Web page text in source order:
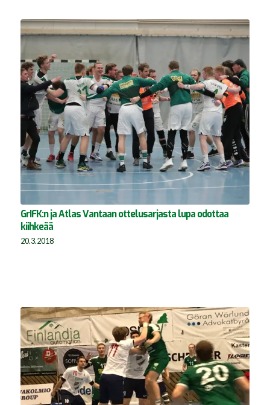
GrIFK:n ja Atlas Vantaan ottelusarjasta lupa odottaa
kiihkeää
20.3.2018